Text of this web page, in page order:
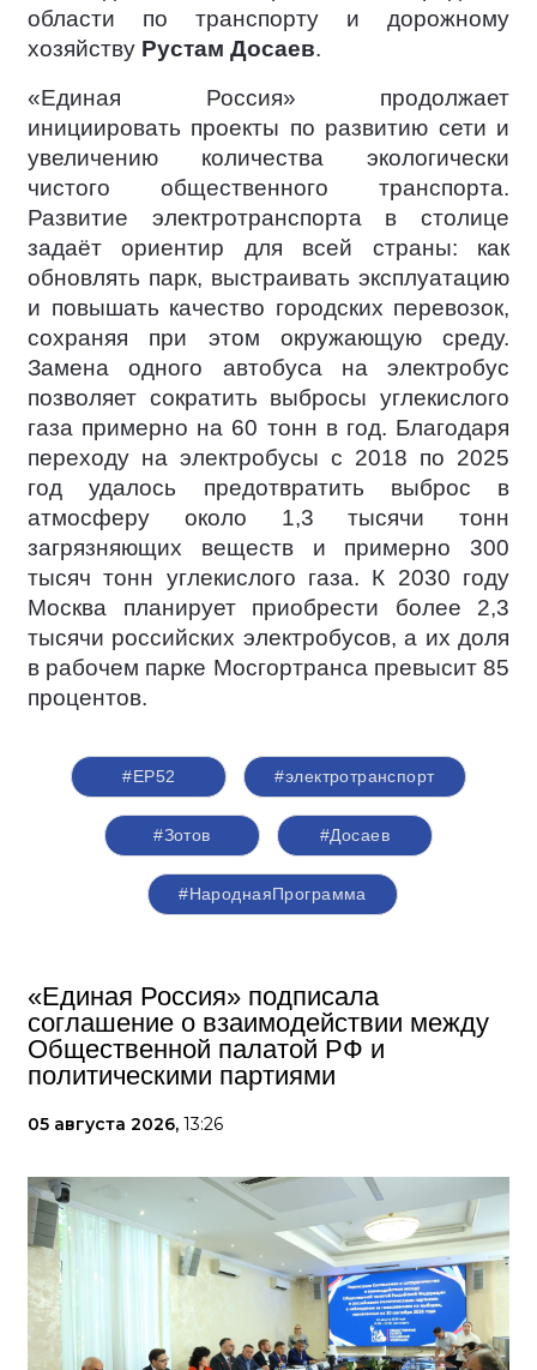
области по транспорту и дорожному
хозяйству Рустам Досаев.
«Единая Россия» продолжает
инициировать проекты по развитию сети и
увеличению количества экологически
чистого общественного транспорта.
Развитие электротранспорта в столице
задаёт ориентир для всей страны: как
обновлять парк, выстраивать эксплуатацию
и повышать качество городских перевозок,
сохраняя при этом окружающую среду.
Замена одного автобуса на электробус
позволяет сократить выбросы углекислого
газа примерно на 60 тонн в год. Благодаря
переходу на электробусы с 2018 по 2025
год удалось предотвратить выброс в
атмосферу около 1,3 тысячи тонн
загрязняющих веществ и примерно 300
тысяч тонн углекислого газа. К 2030 году
Москва планирует приобрести более 2,3
тысячи российских электробусов, а их доля
в рабочем парке Мосгортранса превысит 85
процентов.
#ЕР52 #электротранспорт
#Зотов #Досаев
#НароднаяПрограмма
«Единая Россия» подписала
соглашение о взаимодействии между
Общественной палатой РФ и
политическими партиями
05 августа 2026, 13:26